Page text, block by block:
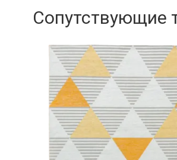
Сопутствующие